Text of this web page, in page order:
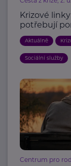
Krizové
potřebují
Aktuálně
Sociální služby
Centrum pro